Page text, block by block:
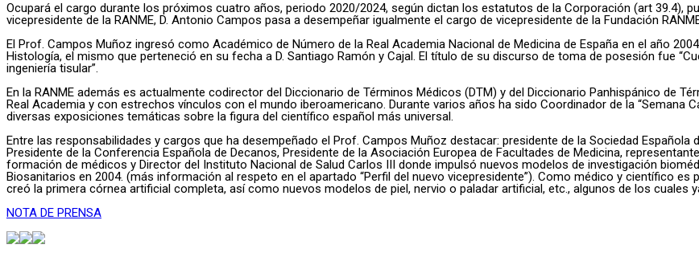
Ocupará el cargo durante los próximos cuatro años, periodo 2020/2024, según dictan los estatutos de la Corporación (art 39.4),
vicepresidente de la RANME, D. Antonio Campos pasa a desempeñar igualmente el cargo de vicepresidente de la Fundación
El Prof. Campos Muñoz ingresó como Académico de Número de la Real Academia Nacional de Medicina de España en el año
Histología, el mismo que perteneció en su fecha a D. Santiago Ramón y Cajal. El título de su discurso de toma de posesión fue
ingeniería tisular”.
En la RANME además es actualmente codirector del Diccionario de Términos Médicos (DTM) y del Diccionario Panhispánico de
Real Academia y con estrechos vínculos con el mundo iberoamericano. Durante varios años ha sido Coordinador de la “Semana
diversas exposiciones temáticas sobre la figura del científico español más universal.
Entre las responsabilidades y cargos que ha desempeñado el Prof. Campos Muñoz destacar: presidente de la Sociedad Española
Presidente de la Conferencia Española de Decanos, Presidente de la Asociación Europea de Facultades de Medicina,
formación de médicos y Director del Instituto Nacional de Salud Carlos III donde impulsó nuevos modelos de investigación
Biosanitarios en 2004. (más información al respeto en el apartado “Perfil del nuevo vicepresidente”). Como médico y científico
creó la primera córnea artificial completa, así como nuevos modelos de piel, nervio o paladar artificial, etc., algunos de los cuales
NOTA DE PRENSA